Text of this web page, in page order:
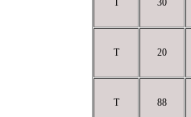
T 30
T 20
T 88